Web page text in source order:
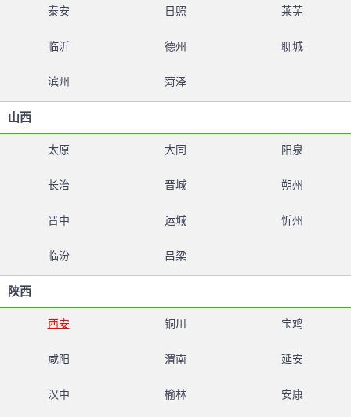
泰安 日照 莱芜
临沂 德州 聊城
滨州 菏泽
山西
太原 大同 阳泉
长治 晋城 朔州
晋中 运城 忻州
临汾 吕梁
陕西
西安 铜川 宝鸡
咸阳 渭南 延安
汉中 榆林 安康